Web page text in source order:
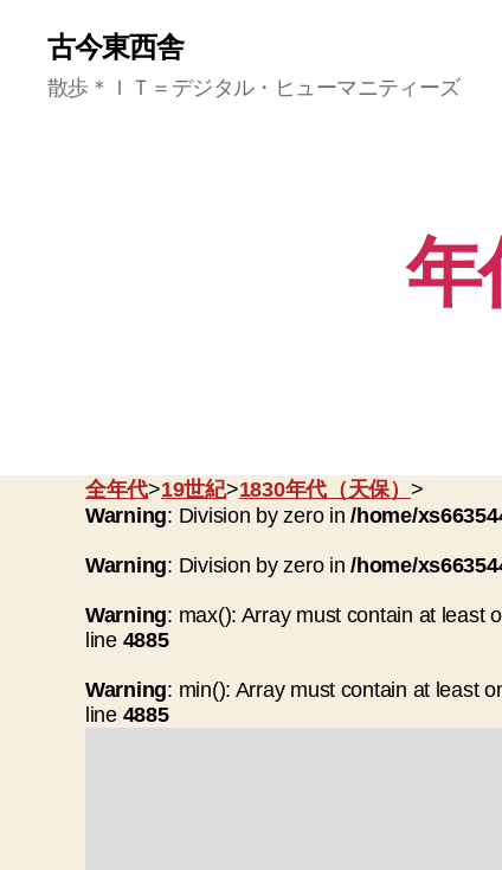
古今東西舎
散歩＊ＩＴ＝デジタル・ヒューマニティーズ
年
全年代>19世紀>1830年代（天保） >
Warning: Division by zero in/home/
Warning: Division by zero in/home/
Warning: max(): Array must contain at least
line 4885
Warning: min(): Array must contain at least
line 4885